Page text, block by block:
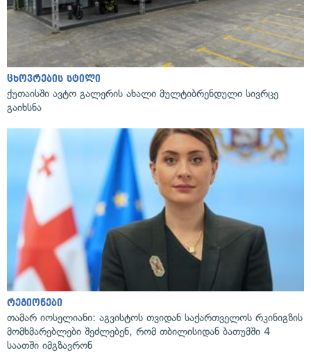
ცხოვრების სტილი
ქუთაისში ავტო გალერის ახალი მულტიბრენდული სივრცე
გაიხსნა
რეგიონები
თამარ იოსელიანი: აგვისტოს თვიდან საქართველოს რკინიგზის
მომხმარებლები შეძლებენ, რომ თბილისიდან ბათუმში 4
საათში იმგზავრონ